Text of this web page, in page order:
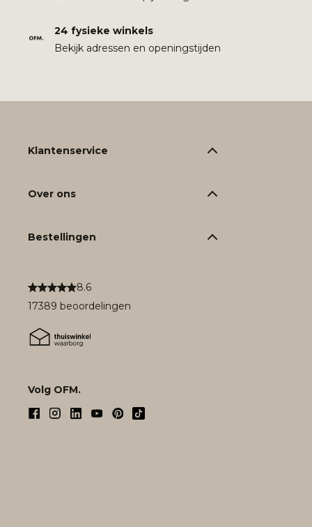
24 fysieke winkels
Bekijk adressen en openingstijden
8.6
17389 beoordelingen
Volg OFM.
Klantenservice
Over ons
Bestellingen